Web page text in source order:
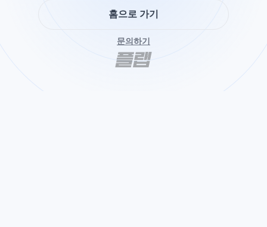
홈으로 가기
문의하기